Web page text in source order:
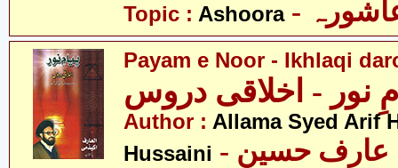
Topic : Ashoora
Payam e Noor - Ikhlaqi
نور - اخلاقی دروس
Author : Allama Syed Arif
Hussaini - علامہ سید عارف حسین